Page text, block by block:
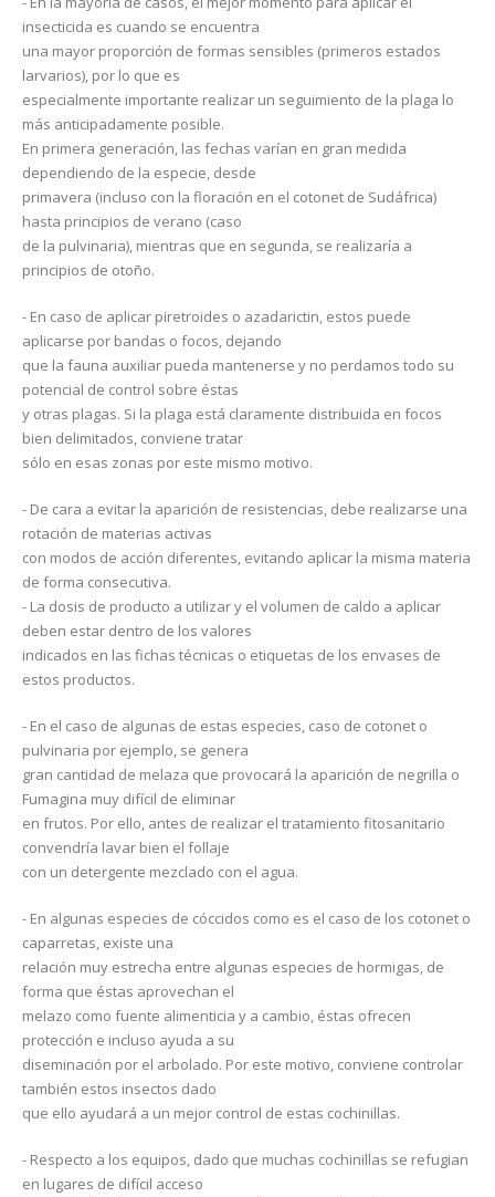
insecticida es cuando se encuentra
una mayor proporción de formas sensibles (primeros estados
larvarios), por lo que es
especialmente importante realizar un seguimiento de la plaga lo
más anticipadamente posible.
En primera generación, las fechas varían en gran medida
dependiendo de la especie, desde
primavera (incluso con la floración en el cotonet de Sudáfrica)
hasta principios de verano (caso
de la pulvinaria), mientras que en segunda, se realizaría a
principios de otoño.
- En caso de aplicar piretroides o azadarictin, estos puede
aplicarse por bandas o focos, dejando
que la fauna auxiliar pueda mantenerse y no perdamos todo su
potencial de control sobre éstas
y otras plagas. Si la plaga está claramente distribuida en focos
bien delimitados, conviene tratar
sólo en esas zonas por este mismo motivo.
- De cara a evitar la aparición de resistencias, debe realizarse una
rotación de materias activas
con modos de acción diferentes, evitando aplicar la misma materia
de forma consecutiva.
- La dosis de producto a utilizar y el volumen de caldo a aplicar
deben estar dentro de los valores
indicados en las fichas técnicas o etiquetas de los envases de
estos productos.
- En el caso de algunas de estas especies, caso de cotonet o
pulvinaria por ejemplo, se genera
gran cantidad de melaza que provocará la aparición de negrilla o
Fumagina muy difícil de eliminar
en frutos. Por ello, antes de realizar el tratamiento fitosanitario
convendría lavar bien el follaje
con un detergente mezclado con el agua.
- En algunas especies de cóccidos como es el caso de los cotonet o
caparretas, existe una
relación muy estrecha entre algunas especies de hormigas, de
forma que éstas aprovechan el
melazo como fuente alimenticia y a cambio, éstas ofrecen
protección e incluso ayuda a su
diseminación por el arbolado. Por este motivo, conviene controlar
también estos insectos dado
que ello ayudará a un mejor control de estas cochinillas.
- Respecto a los equipos, dado que muchas cochinillas se refugian
en lugares de difícil acceso